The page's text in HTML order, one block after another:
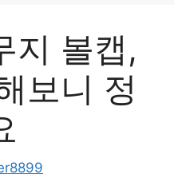
지 볼캡,
보니 정